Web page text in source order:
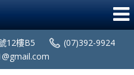
12樓B5
(07)392-9924